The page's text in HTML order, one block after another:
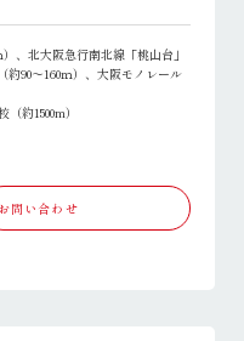
、北大阪急行南北線「桃山台」
90～160ｍ）、大阪モノレール
約1500m）
お問い合わせ